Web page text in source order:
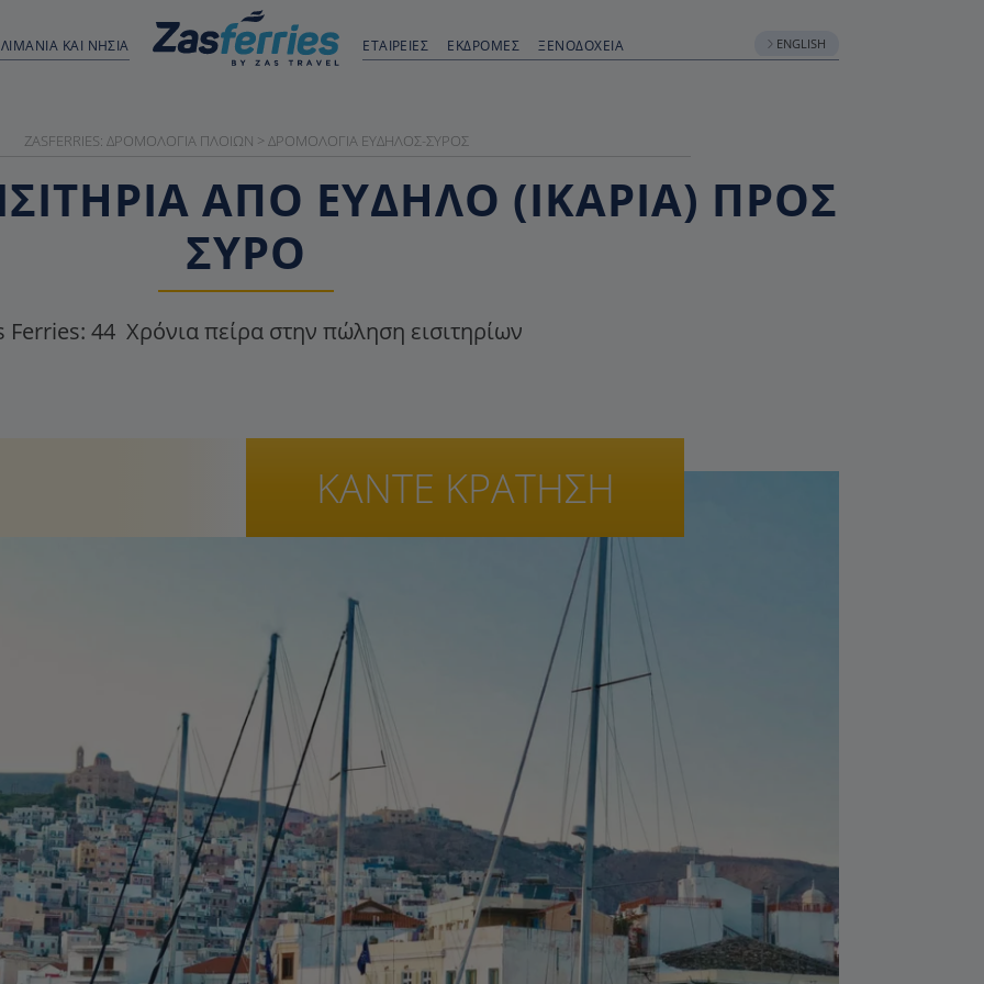
ΚΑΙ ΝΗΣΙΆ ΕΤΑΙΡΕΙΕΣ ΕΚΔΡΟΜΈΣ ΞΕΝΟΔΟΧΕΊΑ ENGLISH
ZASFERRIES: ΔΡΟΜΟΛΌΓΙΑ ΠΛΟΊΩΝ > ΔΡΟΜΟΛΌΓΙΑ ΕΎΔΗΛΟΣ-ΣΎΡΟΣ
ΑΠΌ ΕΎΔΗΛΟ (ΙΚΑΡΊΑ) ΠΡΟΣ
ΣΎΡΟ
Ferries: 44Χρόνια πείρα στην πώληση εισιτηρίων
ΚΑΝΤΕ ΚΡΑΤΗΣΗ